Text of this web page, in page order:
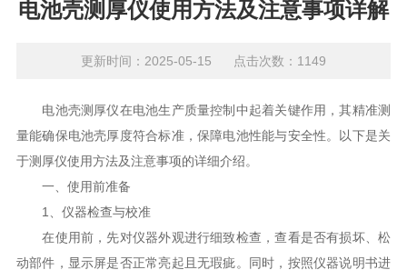
电池壳测厚仪使用方法及注意事项详解
更新时间：2025-05-15 点击次数：1149
电池壳测厚仪在电池生产质量控制中起着关键作用，其精准测
量能确保电池壳厚度符合标准，保障电池性能与安全性。以下是关
于测厚仪使用方法及注意事项的详细介绍。
一、使用前准备
1、仪器检查与校准
在使用前，先对仪器外观进行细致检查，查看是否有损坏、松
动部件，显示屏是否正常亮起且无瑕疵。同时，按照仪器说明书进